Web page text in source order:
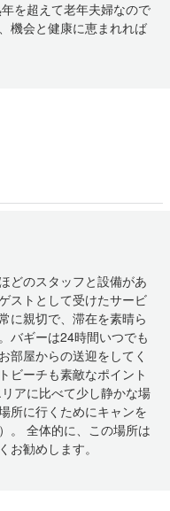
を超えて老年夫婦なので
機会と健康に恵まれれば
どのスタッフと設備があ
ストとして受けたサービ
に親切で、滞在を素晴ら
バギーは24時間いつでも
部屋からの送迎をしてく
ビーチも素敵なポイント
アに比べて少し静かな場
所に行くためにキャンを
。 全体的に、この場所は
お勧めします。